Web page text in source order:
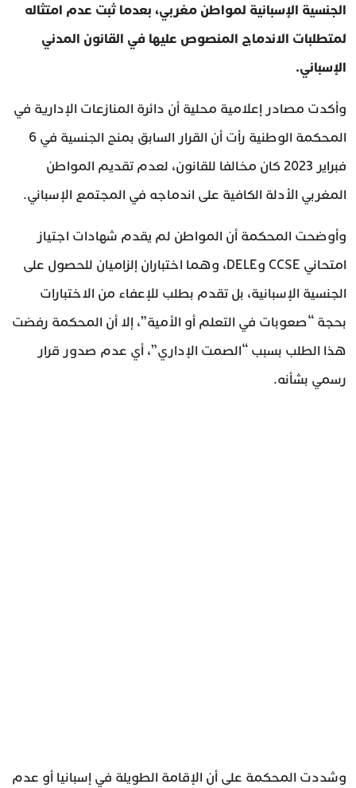
الجنسية الإسبانية لمواطن مغربي، بعدما ثبت عدم امتثاله
لمتطلبات الاندماج المنصوص عليها في القانون المدني
الإسباني.
وأكدت مصادر إعلامية محلية أن دائرة المنازعات الإدارية في
المحكمة الوطنية رأت أن القرار السابق بمنح الجنسية في 6
فبراير 2023 كان مخالفا للقانون، لعدم تقديم المواطن
المغربي الأدلة الكافية على اندماجه في المجتمع الإسباني.
وأوضحت المحكمة أن المواطن لم يقدم شهادات اجتياز
امتحاني CCSE وDELE، وهما اختباران إلزاميان للحصول على
الجنسية الإسبانية، بل تقدم بطلب للإعفاء من الاختبارات
بحجة “صعوبات في التعلم أو الأمية”، إلا أن المحكمة رفضت
هذا الطلب بسبب “الصمت الإداري”، أي عدم صدور قرار
رسمي بشأنه.
وشددت المحكمة على أن الإقامة الطويلة في إسبانيا أو عدم